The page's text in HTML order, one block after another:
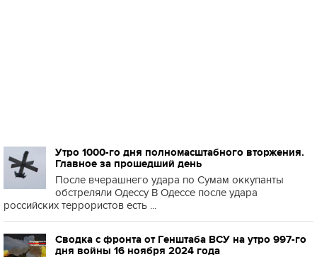
Утро 1000-го дня полномасштабного вторжения.
Главное за прошедший день
После вчерашнего удара по Сумам оккупанты
обстреляли Одессу В Одессе после удара
российских террористов есть ...
Сводка с фронта от Генштаба ВСУ на утро 997-го
дня войны 16 ноября 2024 года